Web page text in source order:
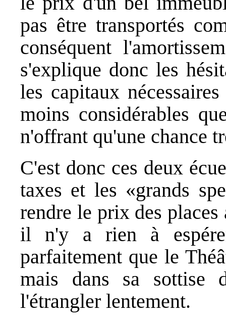
pas être transportés
conséquent
s'explique donc les
les capitaux
moins considérables
n'offrant qu'une chance
C'est donc ces deux
taxes et les «grands
rendre le prix des
il n'y a rien à
parfaitement que le
mais dans sa sottise
l'étrangler lentement.